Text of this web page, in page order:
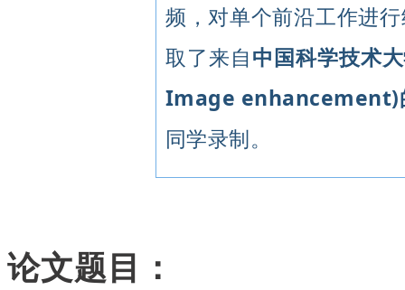
频，对单个前沿工作进
取了来自中国科学技术
Image enhancement)
同学录制。
论文题目：